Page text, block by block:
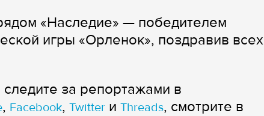
«Наследие» — победителем
игры «Орленок», поздравив всех
следите за репортажами в
, Facebook, Twitter и Threads, смотрите в